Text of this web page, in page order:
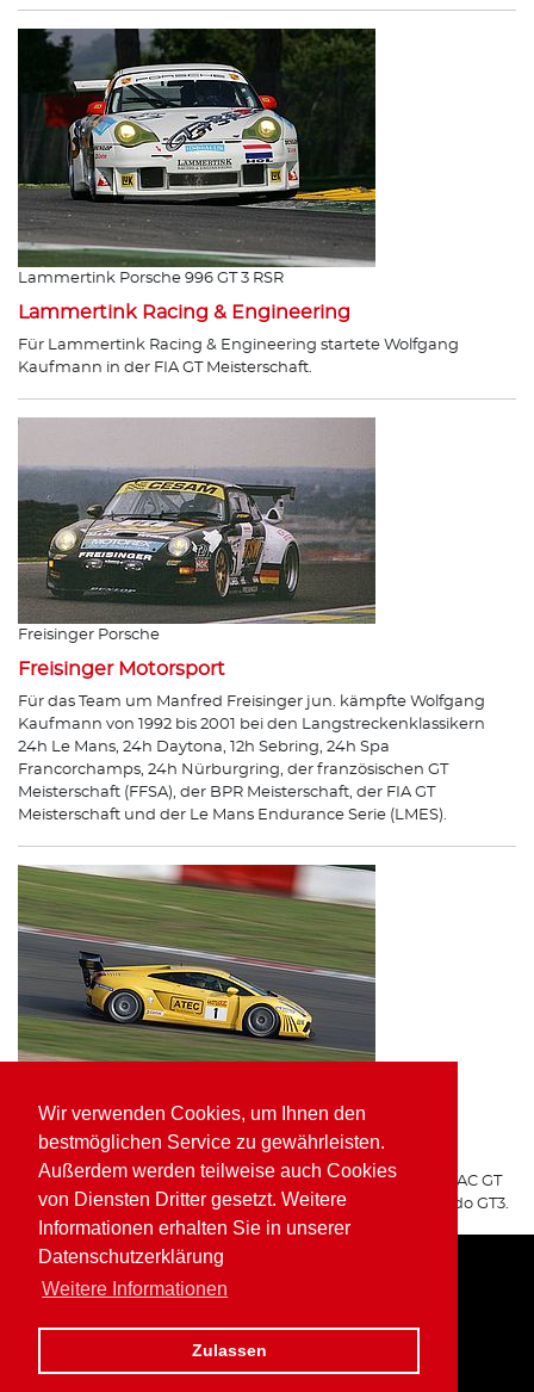
Wir verwenden Cookies, um Ihnen den
bestmöglichen Service zu gewährleisten.
Außerdem werden teilweise auch Cookies
von Diensten Dritter gesetzt. Weitere
Informationen erhalten Sie in unserer
Datenschutzerklärung
Weitere Informationen
Zulassen
Lammertink Porsche 996 GT 3 RSR
Lammertink Racing & Engineering
Für Lammertink Racing & Engineering startete Wolfgang
Kaufmann in der FIA GT Meisterschaft.
Freisinger Porsche
Freisinger Motorsport
Für das Team um Manfred Freisinger jun. kämpfte Wolfgang
Kaufmann von 1992 bis 2001 bei den Langstreckenklassikern
24h Le Mans, 24h Daytona, 12h Sebring, 24h Spa
Francorchamps, 24h Nürburgring, der französischen GT
Meisterschaft (FFSA), der BPR Meisterschaft, der FIA GT
Meisterschaft und der Le Mans Endurance Serie (LMES).
ATEC Fluid Systems Lamborghini Gallardo GT3
ARGO Racing
Für ARGO Racing startete Wolfgang Kaufmann in der ADAC GT
Masters auf dem ATEC Fluid Systems Lamborghini Gallardo GT3.
Home Impressum